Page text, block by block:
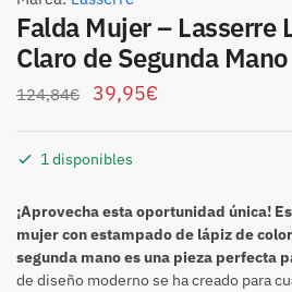
Falda Mujer – Lasserre
Claro de Segunda Mano
124,84€ 39,95€
1 disponibles
¡Aprovecha esta oportunidad única!
mujer con estampado de lápiz de
segunda mano es una pieza perfecta
de diseño moderno se ha creado para